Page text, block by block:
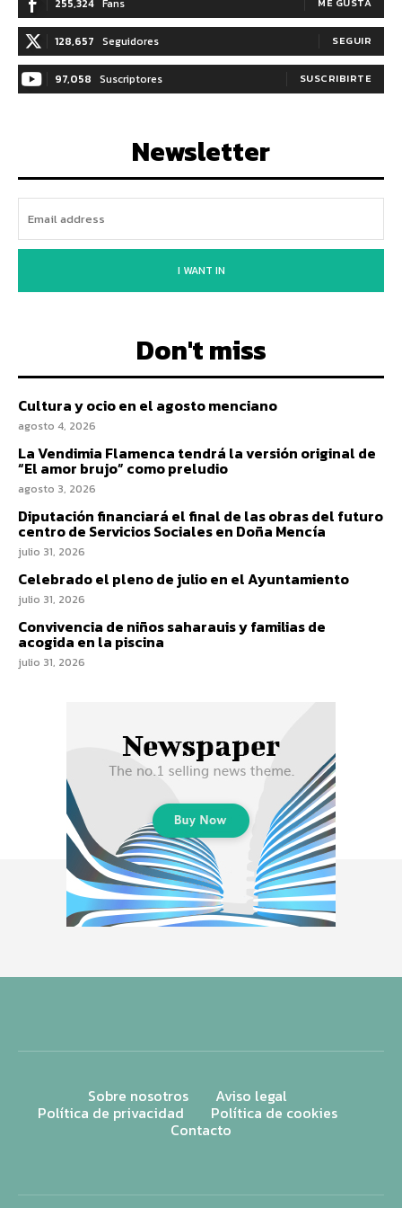
255,324 Fans
128,657 Seguidores SEGUIR
97,058 Suscriptores SUSCRIBIRTE
Newsletter
I WANT IN
Don't miss
Cultura y ocio en el agosto menciano
agosto 4, 2026
La Vendimia Flamenca tendrá la versión original de
“El amor brujo” como preludio
agosto 3, 2026
Diputación financiará el final de las obras del futuro
centro de Servicios Sociales en Doña Mencía
julio 31, 2026
Celebrado el pleno de julio en el Ayuntamiento
julio 31, 2026
Convivencia de niños saharauis y familias de
acogida en la piscina
julio 31, 2026
Sobre nosotros Aviso legal
Política de privacidad Política de cookies
Contacto